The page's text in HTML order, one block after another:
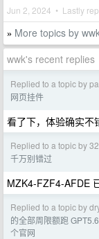
Jun 2, 2024 • Lastly
» More topics by
wwk's recent replies
Replied to a topic by
网页挂件
看了下，体验确实不
Replied to a topic by
千万别错过
MZK4-FZF4-AFDE
Replied to a topic by
的全部周限额跑
个官网